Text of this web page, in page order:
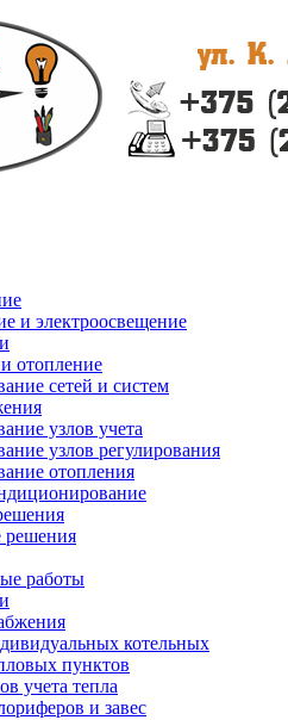
и электроосвещение
отопление
сетей и систем
узлов учета
узлов регулирования
отопления
решения
работы
котельных
пунктов
учета тепла
и завес